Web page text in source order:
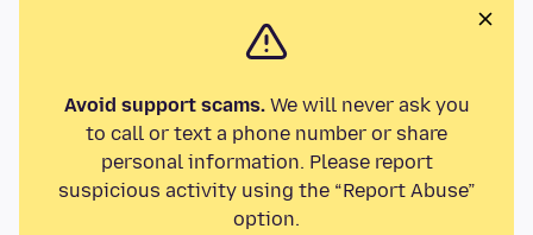
Avoid support scams.We will never ask you
to call or text a phone number or share
personal information. Please report
suspicious activity using the “Report Abuse”
option.